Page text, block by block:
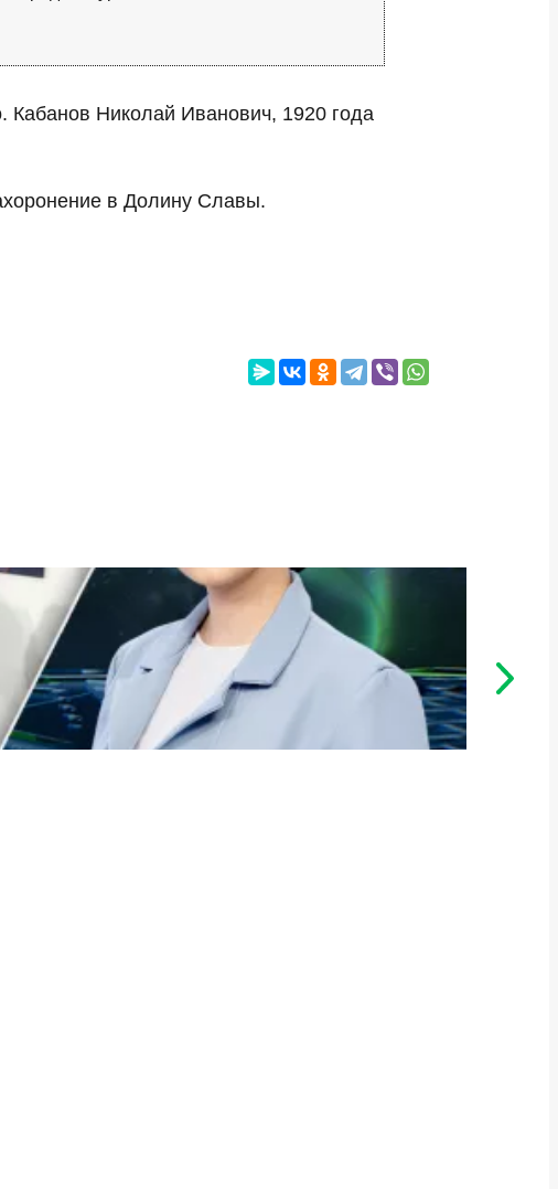
Кабанов Николай Иванович, 1920 года
в Долину Славы.